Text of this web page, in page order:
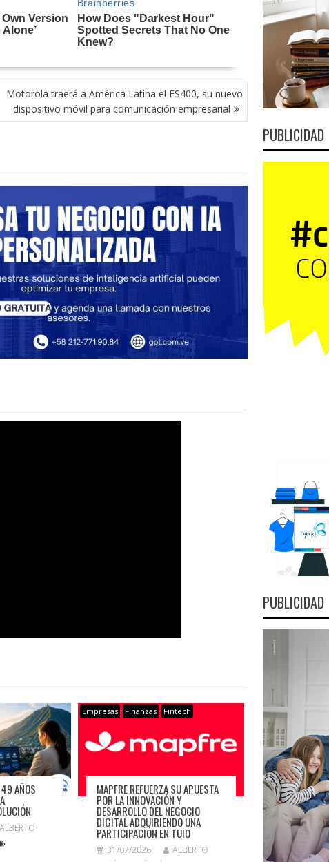
Motorola traerá a América Latina el ES400, su nuevo
dispositivo móvil para comunicación empresarial
AÑOS
ALBERTO
Empresas Finanzas Fintech
MAPFRE REFUERZA SU APUESTA
POR LA INNOVACIÓN Y
DESARROLLO DEL NEGOCIO
DIGITAL ADQUIRIENDO UNA
PARTICIPACIÓN EN TUIO
31/07/2026
ALBERTO
PUBLICIDAD
PUBLICIDAD